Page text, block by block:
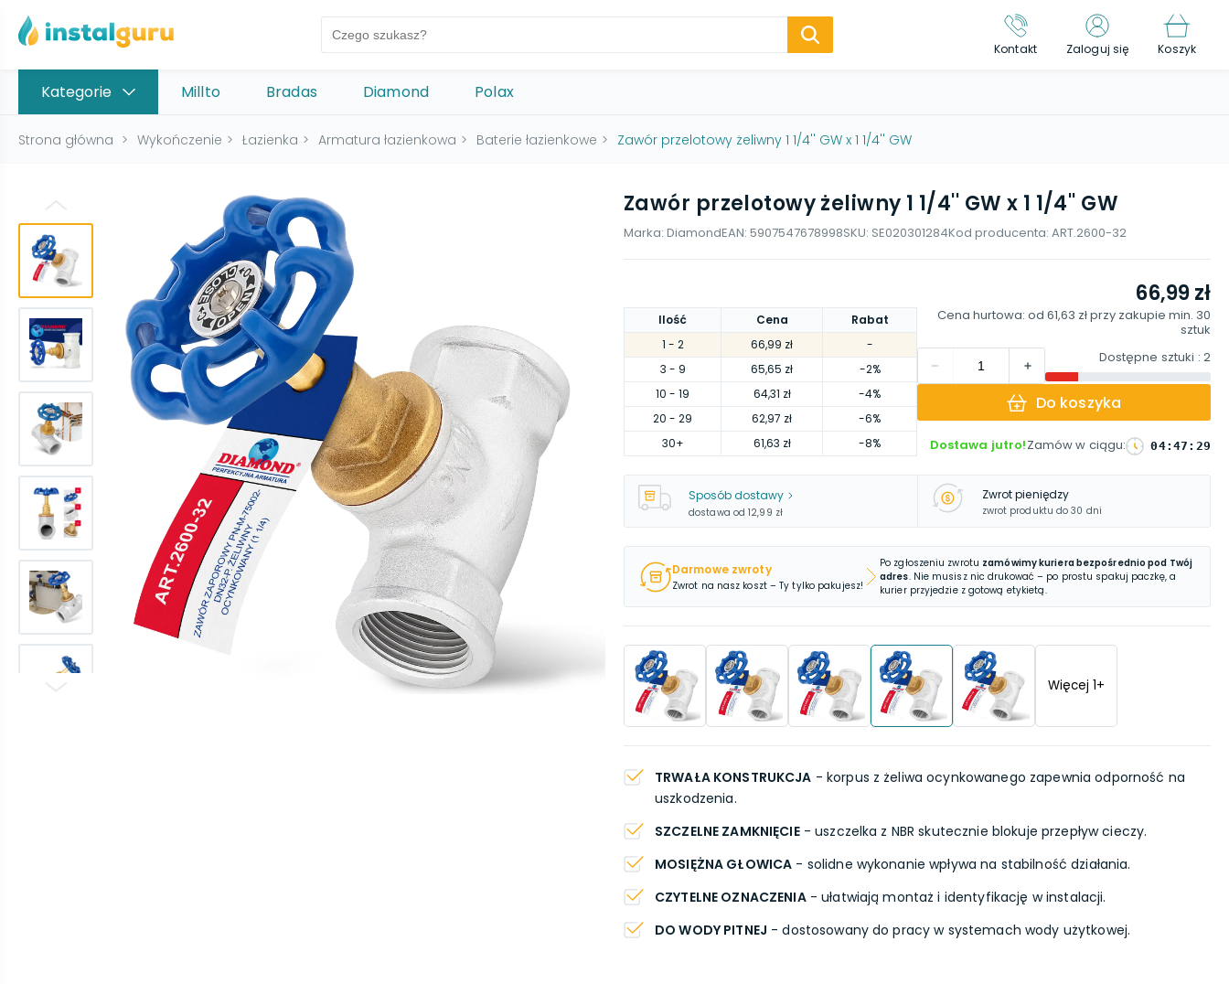
Kontakt Zaloguj się Koszyk
Kategorie Millto Bradas Diamond Polax
Strona główna > Wykończenie > Łazienka > Armatura łazienkowa > Baterie łazienkowe > Zawór przelotowy żeliwny 1 1/4'' GW x 1 1/4'' GW
Zawór przelotowy żeliwny 1 1/4'' GW x 1 1/4'' GW
Marka: DiamondEAN: 5907547678998SKU: SE020301284Kod producenta: ART.2600-32
Ilość Cena
Rabat
1 - 2 66,99 zł
-
3 - 9 65,65 zł
-2%
10 - 19 64,31 zł
-4%
20 - 29 62,97 zł
-6%
30+ 61,63 zł -8%
66,99 zł
Cena hurtowa: od 61,63 złprzy zakupie min. 30
sztuk
Dostępne sztuki : 2
Do koszyka
Dostawa jutro!Zamów w ciągu: 04: 47 : 28
Sposób dostawy
dostawa od 12,99 zł
Zwrot pieniędzy
zwrot produktu do 30 dni
Darmowe zwroty
Zwrot na nasz koszt – Ty tylko pakujesz!
Po zgłoszeniu zwrotu zamówimy kuriera bezpośrednio pod Twój
adres. Nie musisz nic drukować – po prostu spakuj paczkę, a
kurier przyjedzie z gotową etykietą.
Więcej 1+
TRWAŁA KONSTRUKCJA - korpus z żeliwa ocynkowanego zapewnia odporność na
uszkodzenia.
SZCZELNE ZAMKNIĘCIE- uszczelka z NBR skutecznie blokuje przepływ cieczy.
MOSIĘŻNA GŁOWICA - solidne wykonanie wpływa na stabilność działania.
CZYTELNE OZNACZENIA- ułatwiają montaż i identyfikację w instalacji.
DO WODY PITNEJ - dostosowany do pracy w systemach wody użytkowej.